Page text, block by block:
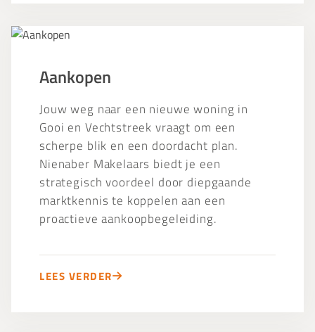
Aankopen
Aankopen
Jouw weg naar een nieuwe woning in
Gooi en Vechtstreek vraagt om een
scherpe blik en een doordacht plan.
Nienaber Makelaars biedt je een
strategisch voordeel door diepgaande
marktkennis te koppelen aan een
proactieve aankoopbegeleiding.
LEES VERDER